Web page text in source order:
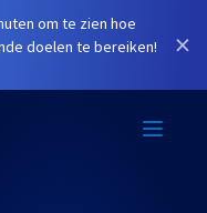
om te zien hoe
doelen te bereiken!
×